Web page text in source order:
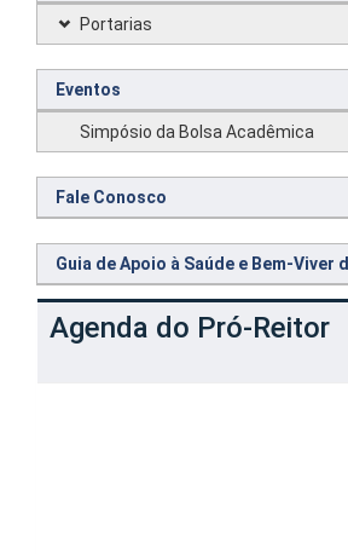
Portarias
Eventos
Simpósio da Bolsa Acadêmica
Fale Conosco
Guia de Apoio à Saúde e Bem-Viver
Agenda do Pró-Reitor